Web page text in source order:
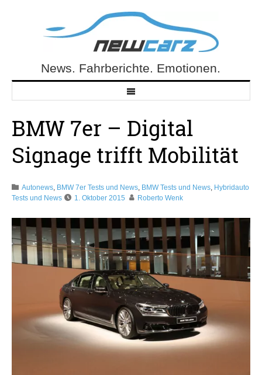
NewCarz.deNews. Fahrberichte. Emotionen.
BMW 7er – Digital
Signage trifft Mobilität
Autonews, BMW 7er Tests und News, BMW Tests und News, Hybridauto
Tests und News
1. Oktober 2015 Roberto Wenk